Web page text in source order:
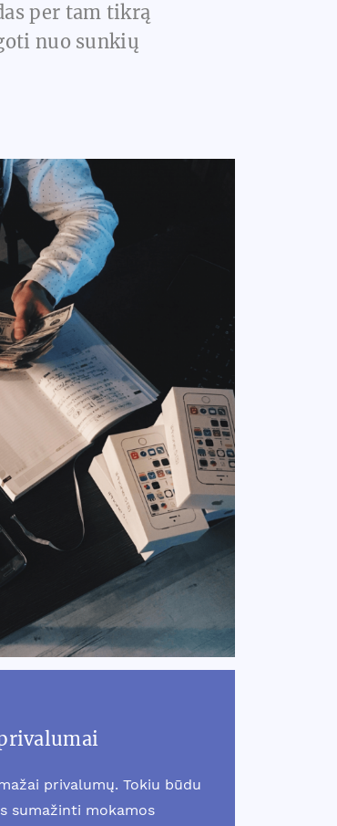
per tam tikrą
nuo sunkių
privalumų. Tokiu būdu
sumažinti mokamos